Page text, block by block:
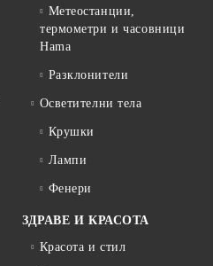
Метеостанции,
термометри и часовници
Hama
Разклонители
Осветителни тела
Крушки
Лампи
Фенери
ЗДРАВЕ И КРАСОТА
Красота и стил